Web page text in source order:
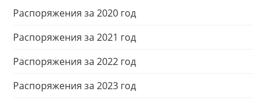
Распоряжения за 2020 год
Распоряжения за 2021 год
Распоряжения за 2022 год
Распоряжения за 2023 год